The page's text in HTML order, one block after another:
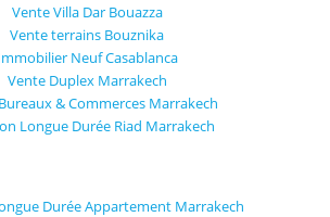
Vente Villa Dar Bouazza
Vente terrains Bouznika
Neuf Casablanca
Vente Duplex Marrakech
& Commerces Marrakech
Longue Durée Riad Marrakech
Durée Appartement Marrakech